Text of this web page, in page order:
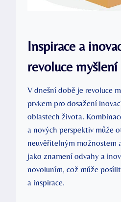
Inspirace a
revoluce myšlení
V dnešní době je revoluce
prvkem pro dosažení
oblastech života.
a nových perspektiv může
neuvěřitelným možnostem
jako znamení odvahy a
novoluním, což může
a inspirace.